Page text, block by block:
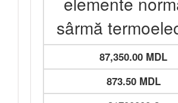
sârmă
87,350.00 MDL
873.50 MDL